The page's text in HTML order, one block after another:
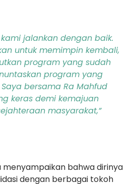
jalankan dengan baik.
untuk memimpin kembali,
program yang sudah
program yang
bersama Ra Mahfud
keras demi kemajuan
masyarakat,”
menyampaikan bahwa dirinya
dengan berbagai tokoh